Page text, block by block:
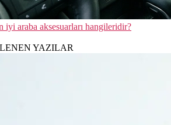
iyi araba aksesuarları hangileridir?
YAZILAR